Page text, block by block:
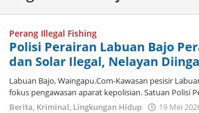
Perang Illegal Fishing
Polisi Perairan Labuan Bajo
dan Solar Ilegal, Nelayan
Labuan Bajo, Waingapu.Com-Kawasan pesisir
fokus pengawasan aparat kepolisian. Satuan Polisi
Berita, Kriminal, Lingkungan Hidup 19 Mei